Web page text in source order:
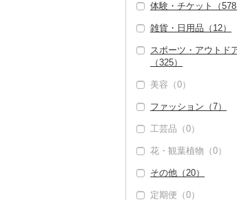
旅行券（110）
JTBふるさと旅行
（0）
（紙券）（0）
その他旅行券（54
宿泊券（193）
体験・チケット（578
PayPay商品券（0
食事券（16）
用券（3）
水族館（1）
動物園（0）
釣り（14）
ダイビング（7）
スキーチケット・
雑貨・日用品（12）
家具・インテリア
（1）
タンス（0）
机・テーブル（1）
椅子・チェア・ソ
ア（0）
寝具（0）
タオル（0）
文房具・印鑑（0）
食器（1）
グラス・カップ（1
タンブラー（0）
キッチン用品（0）
日用品（0）
スポーツ・アウトド
（325）
ゴルフ（322）
ゴルフボール（170
ゴルフクラブ（71
ゴルフウェア（0）
その他ゴルフ（80
釣り（0）
サイクリング（0）
アウトドア・キャ
美容（0）
ファッション（7）
鞄・バッグ（2）
トートバッグ・シ
ツケース（0）
洋服（0）
和服（0）
靴・履物（0）
工芸品（0）
花・観葉植物（0）
その他（20）
地域サービス（14
定期便（0）